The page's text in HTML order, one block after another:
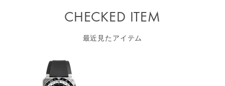
CHECKED ITEM
最近見たアイテム